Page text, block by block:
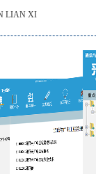
LIAN XI